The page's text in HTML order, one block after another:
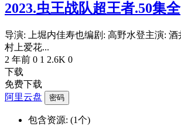
2023.虫王战队超王者.50集全
导演: 上堀内佳寿也编剧: 高野水登主演:
村上爱花...
2 年前 0 1 2.6K 0
下载
免费下载
阿里云盘
密码
包含资源: (1个)